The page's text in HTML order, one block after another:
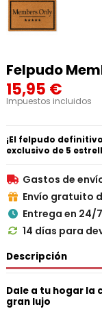
Felpudo
15,95 €
Impuestos incluidos
¡El felpudo
exclusivo de 5
 Gastos de
 Envío gratuito
 Entrega en 24/
 14 días para
Descripción
Dale a tu hogar la
gran lujo